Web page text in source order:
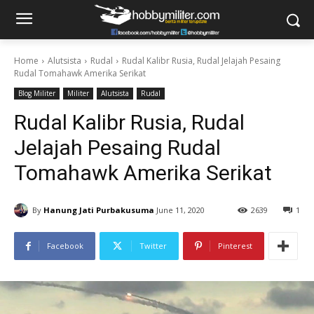
Home Alutsista Rudal
Rudal Kalibr Rusia, Rudal Jelajah Pesaing
Rudal Tomahawk Amerika Serikat
Blog Militer Militer Alutsista Rudal
Rudal Kalibr Rusia, Rudal
Jelajah Pesaing Rudal
Tomahawk Amerika Serikat
By Hanung Jati Purbakusuma June 11, 2020 1
2639
Facebook Twitter Pinterest